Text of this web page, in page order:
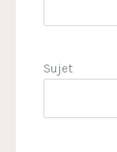
Sujet